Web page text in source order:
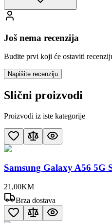
Još nema recenzija
Budite prvi koji će ostaviti
Napišite recenziju
Slični proizvodi
Proizvodi iz iste kategorije
Samsung Galaxy A56 5G
21 ,00KM
Brza dostava